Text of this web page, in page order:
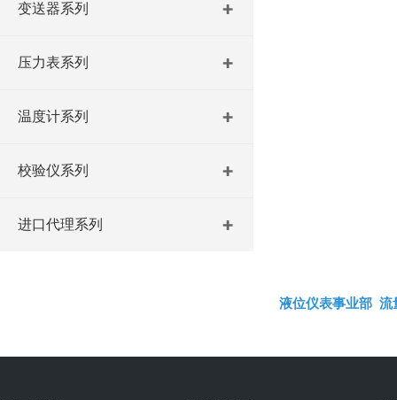
变送器系列
压力表系列
温度计系列
校验仪系列
进口代理系列
液位仪表事业部 流